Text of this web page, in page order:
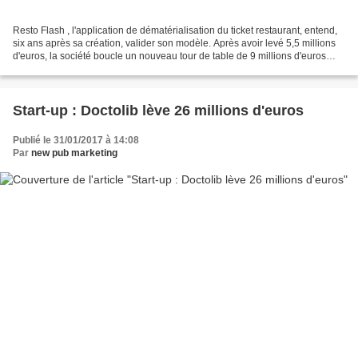
Resto Flash , l'application de dématérialisation du ticket restaurant, entend,
six ans après sa création, valider son modèle. Après avoir levé 5,5 millions
d'euros, la société boucle un nouveau tour de table de 9 millions d'euros
Start-up : Doctolib lève 26 millions d'euros
Publié le 31/01/2017 à 14:08
Par new pub marketing